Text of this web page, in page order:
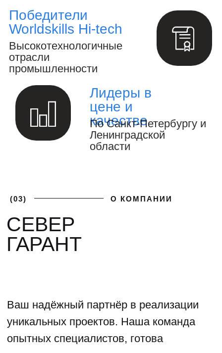
Осуществление авторского надзора
за реализацией проекта.
ГАЛЕРЕЯ НАШИХ
РАБОТ
(04)